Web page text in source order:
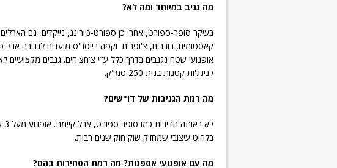
מה גניב במיוחד ומה לא?
קאסטומים, בוברים, צ'ופרים וקפה רייסר'ס מועדים לגניבה
אופנועי שטח נגנבים בדרך כלל ע"י צ'חצ'חים. גנבים מקצועיים
לנינג'ות קטנות בנות 250 סמ"ק.
מה רמת הגניבות של דו"שים?
בלהיט עיצובי שמחזיק שוק חזק שנים רבות.
מה עם אופנועי אספנות? מה רמת הסחירות בהם?